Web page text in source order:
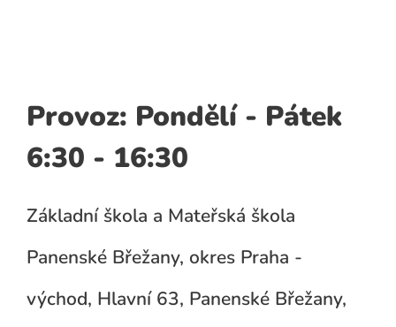
Provoz: Pondělí - Pátek
6:30 - 16:30
Základní škola a Mateřská škola
Panenské Břežany, okres Praha -
východ, Hlavní 63, Panenské Břežany,